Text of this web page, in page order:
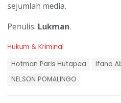
sejumlah media.
Penulis: Lukman.
C
Hukum & Kriminal
Hotman Paris Hutapea
Ifana
NELSON POMALINGO